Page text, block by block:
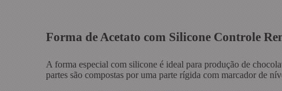
Forma de Acetato com Silicone Controle
A forma especial com silicone é ideal para produção de
partes são compostas por uma parte rígida com marcador de